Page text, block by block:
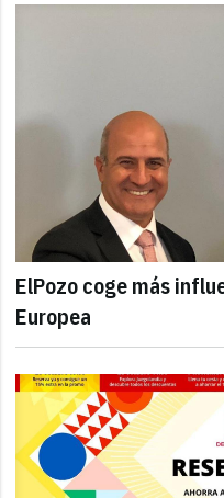
ElPozo coge más
Europea